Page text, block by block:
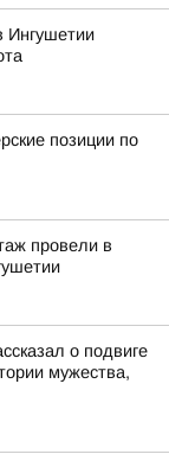
Ингушетии
позиции по
провели в
о подвиге
мужества,